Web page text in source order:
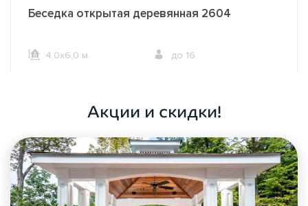
Беседка открытая деревянная 2604
4,0х6,0 м. до 16
Акции и скидки!